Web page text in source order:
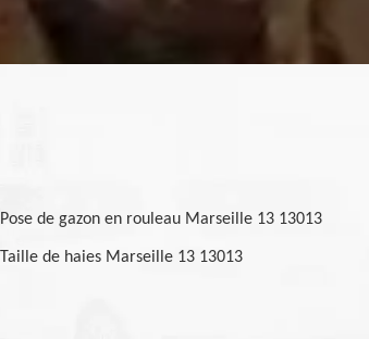
Pose de gazon en rouleau Marseille 13 13013
Taille de haies Marseille 13 13013